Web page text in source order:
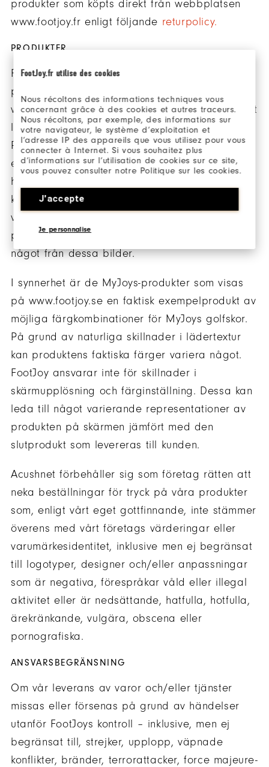
FootJoy.fr utilise des cookies
Nous récoltons des informations techniques vous
concernant grâce à des cookies et autres traceurs.
Nous récoltons, par exemple, des informations sur
votre navigateur, le système d’exploitation et
l’adresse IP des appareils que vous utilisez pour vous
connecter à Internet. Si vous souhaitez plus
d’informations sur l’utilisation de cookies sur ce site,
vous pouvez consulter notre Politique sur les cookies.
J'accepte
Je personnalise
produkter som köpts direkt från webbplatsen
www.footjoy.fr enligt följande returpolicy.
PRODUKTER
FootJoys produktsortiment, priser och väsentlig
produktinformation finns tillgängligt på vår
webbplats. FootJoy har en juridisk skyldighet att
leverera varor i enlighet med kontraktet.
Produktbilderna på vår webbplats är däremot
endast till för belysande ändamål. Även om vi
har gjort allt vi kan för att visa upp färgerna
korrekt kan vi inte garantera att en skärms
visning av färger korrekt återspeglar
produkternas färger. Din produkt kan variera
något från dessa bilder.
I synnerhet är de MyJoys-produkter som visas
på www.footjoy.se en faktisk exempelprodukt av
möjliga färgkombinationer för MyJoys golfskor.
På grund av naturliga skillnader i lädertextur
kan produktens faktiska färger variera något.
FootJoy ansvarar inte för skillnader i
skärmupplösning och färginställning. Dessa kan
leda till något varierande representationer av
produkten på skärmen jämfört med den
slutprodukt som levereras till kunden.
Acushnet förbehåller sig som företag rätten att
neka beställningar för tryck på våra produkter
som, enligt vårt eget gottfinnande, inte stämmer
överens med vårt företags värderingar eller
varumärkesidentitet, inklusive men ej begränsat
till logotyper, designer och/eller anpassningar
som är negativa, förespråkar våld eller illegal
aktivitet eller är nedsättande, hatfulla, hotfulla,
ärekränkande, vulgära, obscena eller
pornografiska.
ANSVARSBEGRÄNSNING
Om vår leverans av varor och/eller tjänster
missas eller försenas på grund av händelser
utanför FootJoys kontroll – inklusive, men ej
begränsat till, strejker, upplopp, väpnade
konflikter, bränder, terrorattacker, force majeure-